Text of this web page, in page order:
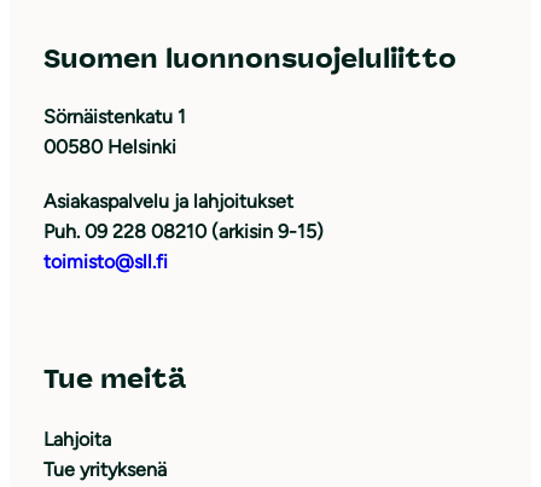
Suomen luonnonsuojeluliitto
Sörnäistenkatu 1
00580 Helsinki
Asiakaspalvelu ja lahjoitukset
Puh. 09 228 08210 (arkisin 9-15)
toimisto@sll.fi
Tue meitä
Lahjoita
Tue yrityksenä